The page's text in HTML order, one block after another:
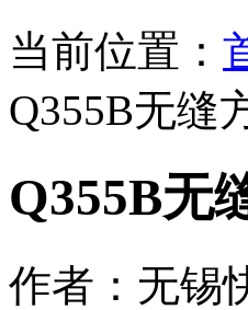
当前位置：
Q355B无缝
Q355B无
作者：无锡